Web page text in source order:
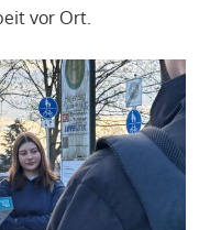
vor Ort.